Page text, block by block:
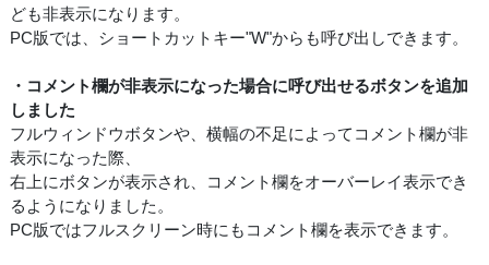
ども非表示になります。
PC版では、ショートカットキー"W"からも呼び出しできます。
・コメント欄が非表示になった場合に呼び出せるボタンを追加
しました
フルウィンドウボタンや、横幅の不足によってコメント欄が非
表示になった際、
右上にボタンが表示され、コメント欄をオーバーレイ表示でき
るようになりました。
PC版ではフルスクリーン時にもコメント欄を表示できます。